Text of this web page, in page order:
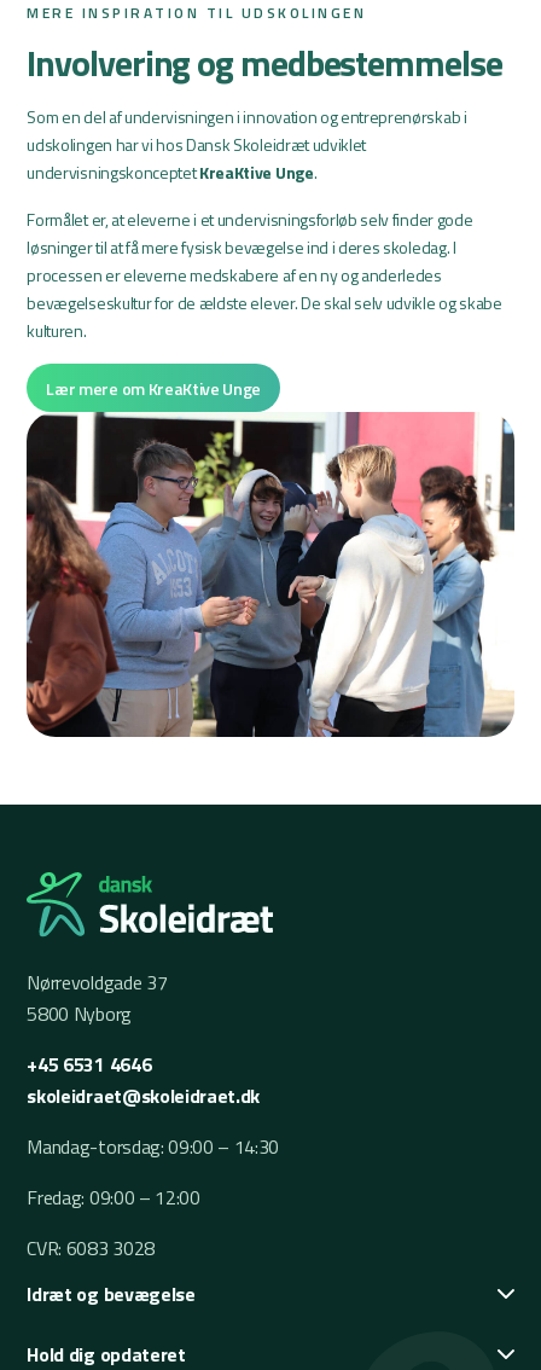
MERE INSPIRATION TIL UDSKOLINGEN
Involvering og medbestemmelse
Som en del af undervisningen i innovation og entreprenørskab i
udskolingen har vi hos Dansk Skoleidræt udviklet
undervisningskonceptetKreaKtive Unge.
Formålet er, at eleverne i et undervisningsforløb selv finder gode
løsninger til at få mere fysisk bevægelse ind i deres skoledag. I
processen er eleverne medskabere af en ny og anderledes
bevægelseskultur for de ældste elever. De skal selv udvikle og skabe
kulturen.
Lær mere om KreaKtive Unge
Nørrevoldgade 37
5800 Nyborg
+45 6531 4646
skoleidraet@skoleidraet.dk
Mandag-torsdag: 09:00 – 14:30
Fredag: 09:00 – 12:00
CVR: 6083 3028
Idræt og bevægelse
Hold dig opdateret